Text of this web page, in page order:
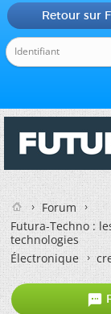
Retour sur
Forum
Futura-Techno :
technologies
Électronique
